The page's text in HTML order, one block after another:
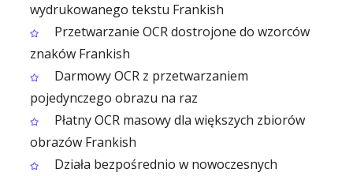
wydrukowanego tekstu Frankish
Przetwarzanie OCR dostrojone do wzorców
znaków Frankish
Darmowy OCR z przetwarzaniem
pojedynczego obrazu na raz
Płatny OCR masowy dla większych zbiorów
obrazów Frankish
Działa bezpośrednio w nowoczesnych